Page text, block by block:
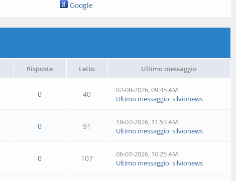
Google
Risposte Letto Ultimo messaggio
0 40
02-08-2026, 09:45 AM
Ultimo messaggio:silvionews
0 91
18-07-2026, 11:53 AM
Ultimo messaggio:silvionews
0 107
06-07-2026, 10:25 AM
Ultimo messaggio:silvionews